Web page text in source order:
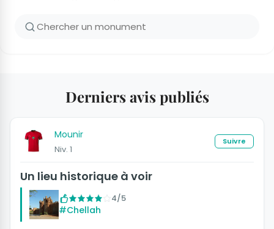
Derniers avis publiés
Mounir
Niv. 1
Suivre
Un lieu historique à voir
4/5
#Chellah